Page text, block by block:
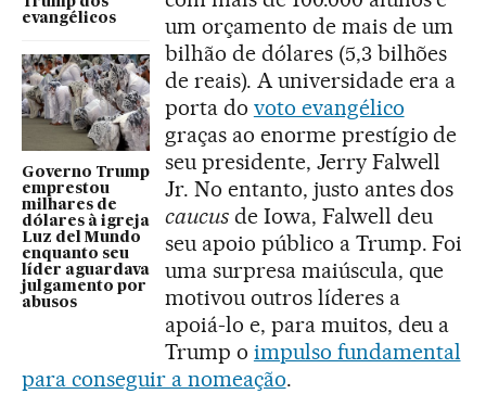
evangélicos
Governo Trump
emprestou
milhares de
dólares à igreja
Luz del Mundo
enquanto seu
líder aguardava
julgamento por
abusos
um orçamento de mais de um
bilhão de dólares (5,3 bilhões
de reais). A universidade era a
porta do voto evangélico
graças ao enorme prestígio de
seu presidente, Jerry Falwell
Jr. No entanto, justo antes dos
caucusde Iowa, Falwell deu
seu apoio público a Trump. Foi
uma surpresa maiúscula, que
motivou outros líderes a
apoiá-lo e, para muitos, deu a
Trump o impulso fundamental
para conseguir a nomeação.